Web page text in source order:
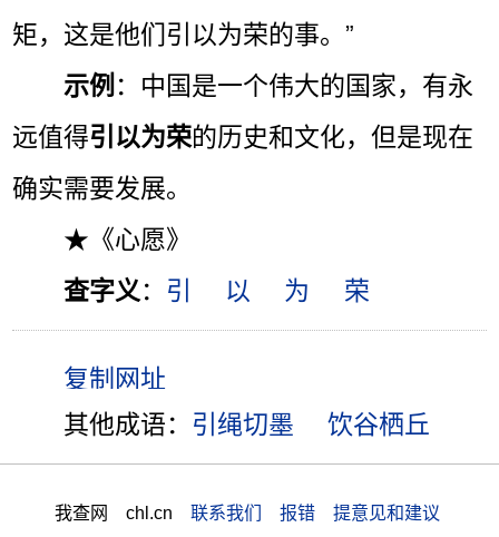
矩，这是他们引以为荣的事。”
示例 ：中国是一个伟大的国家，有永
远值得引以为荣的历史和文化，但是现在
确实需要发展。
★《心愿》
查字义 ： 引 以 为 荣
其他成语： 引绳切墨 饮谷栖丘
我查网 chl.cn 联系我们 报错 提意见和建议